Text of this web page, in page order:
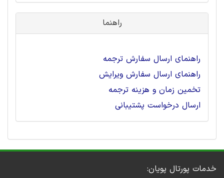
راهنما
راهنمای ارسال سفارش ترجمه
راهنمای ارسال سفارش ویرایش
تخمین زمان و هزینه ترجمه
ارسال درخواست پشتیبانی
خدمات پورتال پویان: